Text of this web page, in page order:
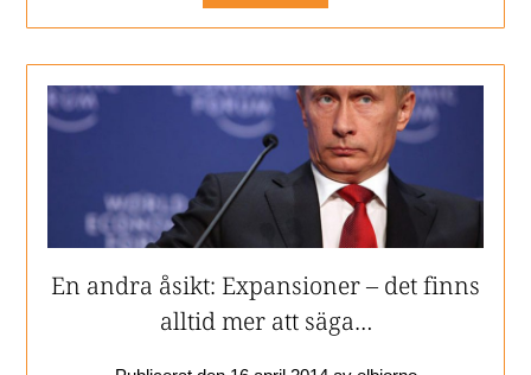
En andra åsikt: Expansioner – det finns
alltid mer att säga…